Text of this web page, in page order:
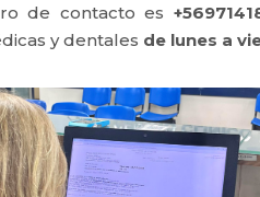
de contacto es
y dentales de lunes a